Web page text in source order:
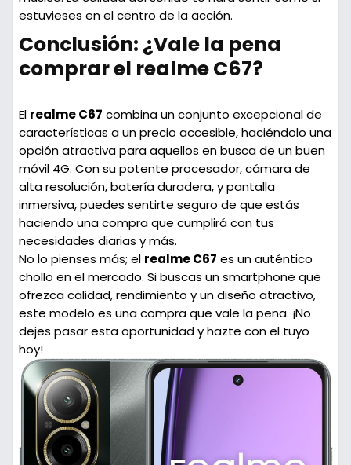
estuvieses en el centro de la acción.
Conclusión: ¿Vale la pena
comprar el realme C67?
El realme C67 combina un conjunto excepcional de
características a un precio accesible, haciéndolo una
opción atractiva para aquellos en busca de un buen
móvil 4G. Con supotente procesador,cámara de
alta resolución,batería duradera, ypantalla
inmersiva, puedes sentirte seguro de que estás
haciendo una compra que cumplirá con tus
necesidades diarias y más.
No lo pienses más; el realme C67 es un auténtico
chollo en el mercado. Si buscas un smartphone que
ofrezca calidad, rendimiento y un diseño atractivo,
este modelo es una compra que vale la pena. ¡No
dejes pasar esta oportunidad y hazte con el tuyo
hoy!